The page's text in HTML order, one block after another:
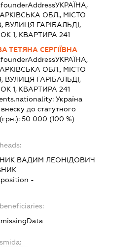
УКРАЇНА,
ОБЛ., МІСТО
ВУЛИЦЯ ГАРІБАЛЬДІ,
1, КВАРТИРА 241
ТЕТЯНА СЕРГІЇВНА
УКРАЇНА,
ОБЛ., МІСТО
ВУЛИЦЯ ГАРІБАЛЬДІ,
1, КВАРТИРА 241
Україна
до статутного
50 000 (100 %)
ВАДИМ ЛЕОНІДОВИЧ
-